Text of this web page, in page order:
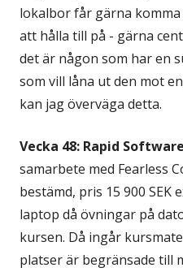
lokalbor får gärna
att hålla till på - gärna
det är någon som har en
som vill låna ut den mot
kan jag överväga detta.
Vecka 48: Rapid
samarbete med Fearless
bestämd, pris 15 900 SEK
laptop då övningar på
kursen. Då ingår
platser är begränsade till